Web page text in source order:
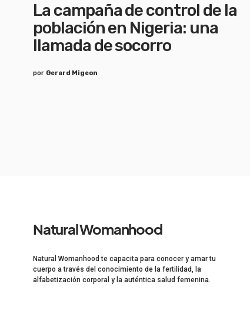
La campaña de control de la
población en Nigeria: una
llamada de socorro
por Gerard Migeon
Natural Womanhood
Natural Womanhood te capacita para conocer y amar tu
cuerpo a través del conocimiento de la fertilidad, la
alfabetización corporal y la auténtica salud femenina.